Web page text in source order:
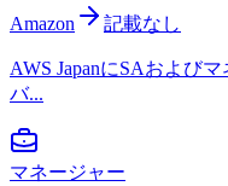
Amazon
記載なし
AWS JapanにSAおよび
バ...
マネージャー